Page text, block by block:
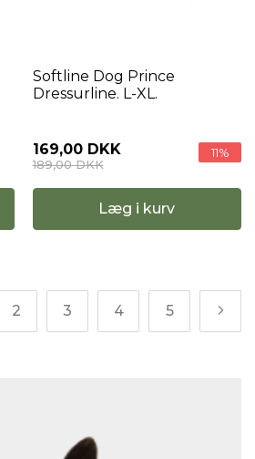
Softline Dog Prince
Dressurline. L-XL.
169,00 DKK
189,00 DKK
11%
Læg i kurv
2 3 4 5